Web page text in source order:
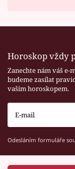
Horoskop vždy
Zanechte nám váš e-
budeme zasílat
vaším horoskopem.
Odesláním formuláře